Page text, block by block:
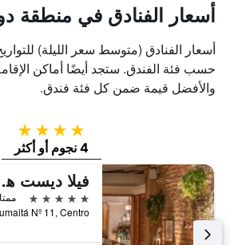
أسعار الفنادق في
أسعار الفنادق (متوسط سعر الليلة)
حسب فئة الفندق. ستجد أيضًا أماكن
والأفضل قيمة ضمن كل فئة فندق.
4 نجوم
4 نجوم أو أكثر
5 نجوم
ممتاز